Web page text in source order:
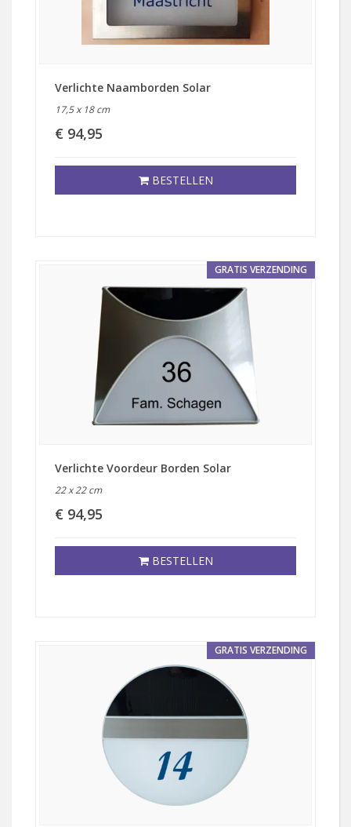
Verlichte Naamborden Solar
17,5 x 18 cm
€ 94,95
BESTELLEN
GRATIS VERZENDING
Verlichte Voordeur Borden Solar
22 x 22 cm
€ 94,95
BESTELLEN
GRATIS VERZENDING